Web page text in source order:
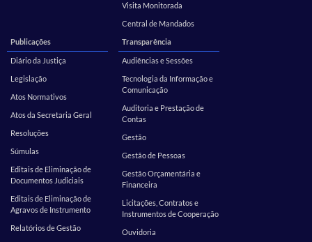
Visita Monitorada
Central de Mandados
Publicações
Diário da Justiça
Legislação
Atos Normativos
Atos da Secretaria Geral
Resoluções
Súmulas
Editais de Eliminação de
Documentos Judiciais
Editais de Eliminação de
Agravos de Instrumento
Relatórios de Gestão
Transparência
Audiências e Sessões
Tecnologia da Informação e
Comunicação
Auditoria e Prestação de
Contas
Gestão
Gestão de Pessoas
Gestão Orçamentária e
Financeira
Licitações, Contratos e
Instrumentos de Cooperação
Ouvidoria